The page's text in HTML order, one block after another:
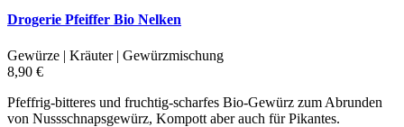
Drogerie Pfeiffer Bio Nelken
Gewürze | Kräuter | Gewürzmischung
8,90 €
Pfeffrig-bitteres und fruchtig-scharfes Bio-Gewürz zum Abrunden
von Nussschnapsgewürz, Kompott aber auch für Pikantes.